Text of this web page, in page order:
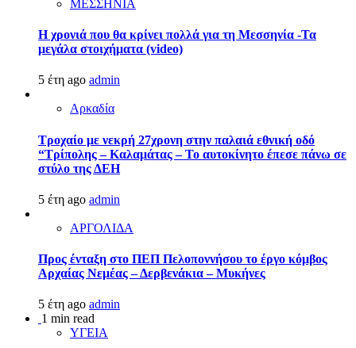
ΜΕΣΣΗΝΙΑ
Η χρονιά που θα κρίνει πολλά για τη Μεσσηνία -Τα
μεγάλα στοιχήματα (video)
5 έτη ago admin
Αρκαδία
Τροχαίο με νεκρή 27χρονη στην παλαιά εθνική οδό
“Τρίπολης – Καλαμάτας – Το αυτοκίνητο έπεσε πάνω σε
στύλο της ΔΕΗ
5 έτη ago admin
ΑΡΓΟΛΙΔΑ
Προς ένταξη στο ΠΕΠ Πελοποννήσου το έργο κόμβος
Αρχαίας Νεμέας – Δερβενάκια – Μυκήνες
5 έτη ago admin
1 min read
ΥΓΕΙΑ